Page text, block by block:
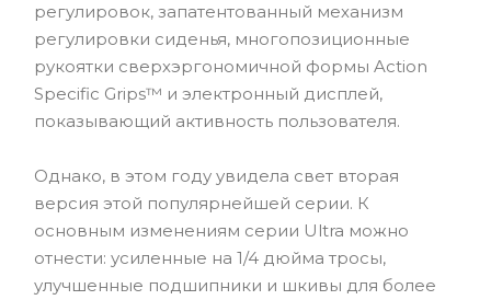
регулировок, запатентованный механизм
регулировки сиденья, многопозиционные
рукоятки сверхэргономичной формы Action
Specific Grips™ и электронный дисплей,
показывающий активность пользователя.
Однако, в этом году увидела свет вторая
версия этой популярнейшей серии. К
основным изменениям серии Ultra можно
отнести: усиленные на 1/4 дюйма тросы,
улучшенные подшипники и шкивы для более